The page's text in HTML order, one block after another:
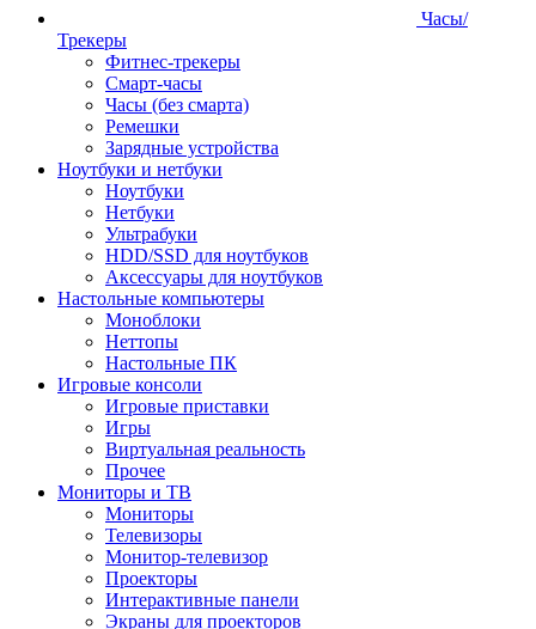
Часы/
Трекеры
Фитнес-трекеры
Смарт-часы
Часы (без смарта)
Ремешки
Зарядные устройства
Ноутбуки и нетбуки
Ноутбуки
Нетбуки
Ультрабуки
HDD/SSD для ноутбуков
Аксессуары для ноутбуков
Настольные компьютеры
Моноблоки
Неттопы
Настольные ПК
Игровые консоли
Игровые приставки
Игры
Виртуальная реальность
Прочее
Мониторы и ТВ
Мониторы
Телевизоры
Монитор-телевизор
Проекторы
Интерактивные панели
Экраны для проекторов